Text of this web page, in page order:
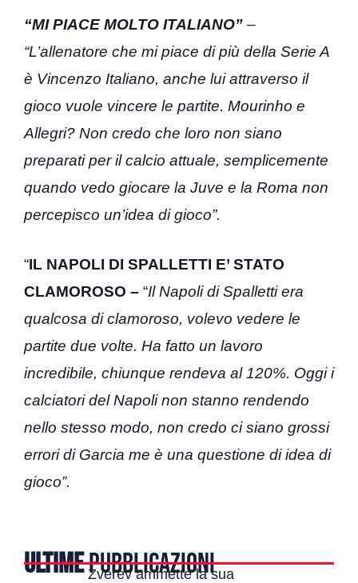
“MI PIACE MOLTO ITALIANO” –
“L’allenatore che mi piace di più della Serie A
è Vincenzo Italiano, anche lui attraverso il
gioco vuole vincere le partite. Mourinho e
Allegri? Non credo che loro non siano
preparati per il calcio attuale, semplicemente
quando vedo giocare la Juve e la Roma non
percepisco un’idea di gioco”.
“IL NAPOLI DI SPALLETTI E’ STATO
CLAMOROSO – “Il Napoli di Spalletti era
qualcosa di clamoroso, volevo vedere le
partite due volte. Ha fatto un lavoro
incredibile, chiunque rendeva al 120%. Oggi i
calciatori del Napoli non stanno rendendo
nello stesso modo, non credo ci siano grossi
errori di Garcia me è una questione di idea di
gioco”.
ULTIMEPUBBLICAZIONI
Zverev ammette la sua